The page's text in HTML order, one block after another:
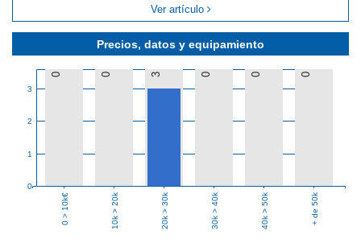
Precios, datos y equipamiento
0
1
2
3
0 0 3 0 0 0
0 > 10k€ 10k > 20k 20k > 30k 30k > 40k 40k > 50k + de 50k
Ver artículo